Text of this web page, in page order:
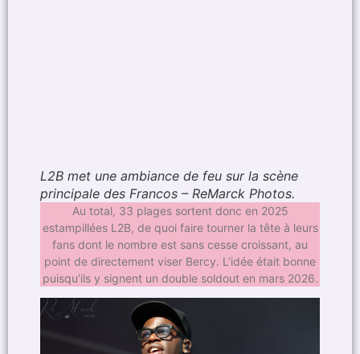
L2B met une ambiance de feu sur la scène
principale des Francos – ReMarck Photos.
Au total, 33 plages sortent donc en 2025
estampillées L2B, de quoi faire tourner la tête à leurs
fans dont le nombre est sans cesse croissant, au
point de directement viser Bercy. L’idée était bonne
puisqu’ils y signent un double soldout en mars 2026.